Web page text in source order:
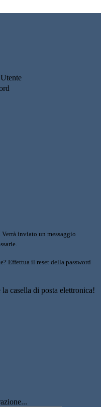
Verrà inviato un messaggio
Effettua il reset della password
casella di posta elettronica!